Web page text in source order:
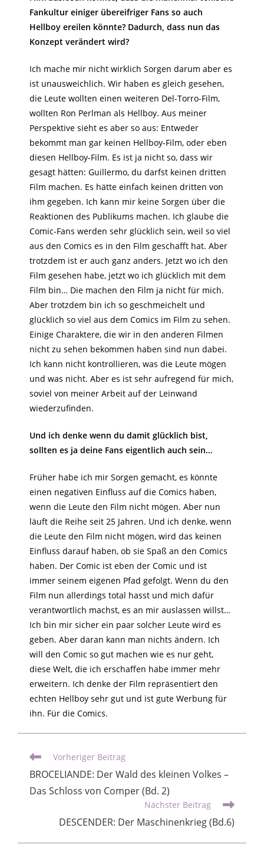
Fankultur einiger übereifriger Fans so auch
Hellboy ereilen könnte? Dadurch, dass nun das
Konzept verändert wird?
Ich mache mir nicht wirklich Sorgen darum aber es
ist unausweichlich. Wir haben es gleich gesehen,
die Leute wollten einen weiteren Del-Torro-Film,
wollten Ron Perlman als Hellboy. Aus meiner
Perspektive sieht es aber so aus: Entweder
bekommt man gar keinen Hellboy-Film, oder eben
diesen Hellboy-Film. Es ist ja nicht so, dass wir
gesagt hätten: Guillermo, du darfst keinen dritten
Film machen. Es hätte einfach keinen dritten von
ihm gegeben. Ich kann mir keine Sorgen über die
Reaktionen des Publikums machen. Ich glaube die
Comic-Fans werden sehr glücklich sein, weil so viel
aus den Comics es in den Film geschafft hat. Aber
trotzdem ist er auch ganz anders. Jetzt wo ich den
Film gesehen habe, jetzt wo ich glücklich mit dem
Film bin… Die machen den Film ja nicht für mich.
Aber trotzdem bin ich so geschmeichelt und
glücklich so viel aus dem Comics im Film zu sehen.
Einige Charaktere, die wir in den anderen Filmen
nicht zu sehen bekommen haben sind nun dabei.
Ich kann nicht kontrollieren, was die Leute mögen
und was nicht. Aber es ist sehr aufregend für mich,
soviel von meiner Arbeit auf der Leinwand
wiederzufinden.
Und ich denke wenn du damit glücklich bist,
sollten es ja deine Fans eigentlich auch sein…
Früher habe ich mir Sorgen gemacht, es könnte
einen negativen Einfluss auf die Comics haben,
wenn die Leute den Film nicht mögen. Aber nun
läuft die Reihe seit 25 Jahren. Und ich denke, wenn
die Leute den Film nicht mögen, wird das keinen
Einfluss darauf haben, ob sie Spaß an den Comics
haben. Der Comic ist eben der Comic und ist
immer seinem eigenen Pfad gefolgt. Wenn du den
Film nun allerdings total hasst und mich dafür
verantwortlich machst, es an mir auslassen willst…
Ich bin mir sicher ein paar solcher Leute wird es
geben. Aber daran kann man nichts ändern. Ich
will den Comic so gut machen wie es nur geht,
diese Welt, die ich erschaffen habe immer mehr
erweitern. Ich denke der Film repräsentiert den
echten Hellboy sehr gut und ist gute Werbung für
ihn. Für die Comics.
Vorheriger Beitrag
BROCELIANDE: Der Wald des kleinen Volkes –
Das Schloss von Comper (Bd. 2)
Nächster Beitrag
DESCENDER: Der Maschinenkrieg (Bd.6)